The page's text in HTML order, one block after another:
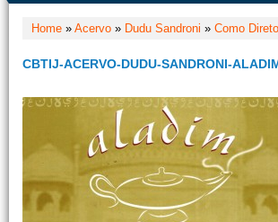
Home » Acervo » Dudu Sandroni » Como
CBTIJ-ACERVO-DUDU-SANDRONI-